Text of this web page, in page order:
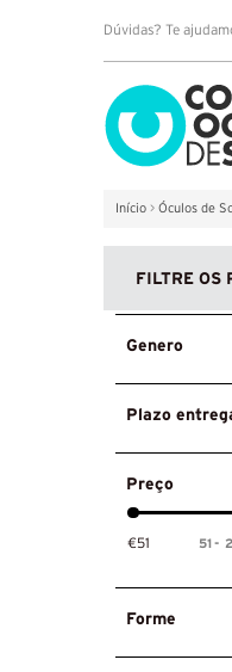
Dúvidas? Te
Início > Óculos de
FILTRE OS
Genero
Plazo
Preço
€51 51 -
Forme